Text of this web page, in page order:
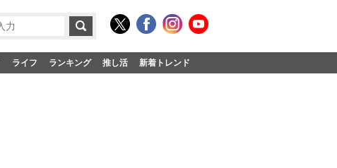
ライフ ランキング 推し活 新着トレンド